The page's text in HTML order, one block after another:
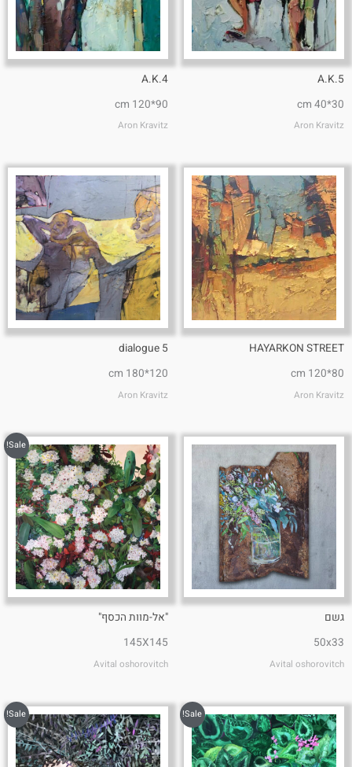
A.K.5
30*40 cm
Aron Kravitz
A.K.4
90*120 cm
Aron Kravitz
HAYARKON STREET
80*120 cm
Aron Kravitz
dialogue 5
120*180 cm
Aron Kravitz
גשם
50x33
Avital oshorovitch
Sale!
"אל-מוות הכסף"
145X145
Avital oshorovitch
Sale!
Sale!